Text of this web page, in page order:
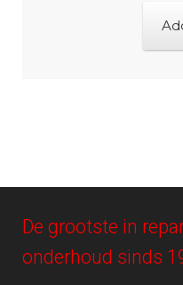
De grootste in
onderhoud sinds